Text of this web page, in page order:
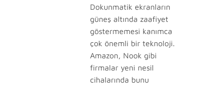
Dokunmatik ekranların
güneş altında zaafiyet
göstermemesi kanımca
çok önemli bir teknoloji.
Amazon, Nook gibi
firmalar yeni nesil
cihalarında bunu